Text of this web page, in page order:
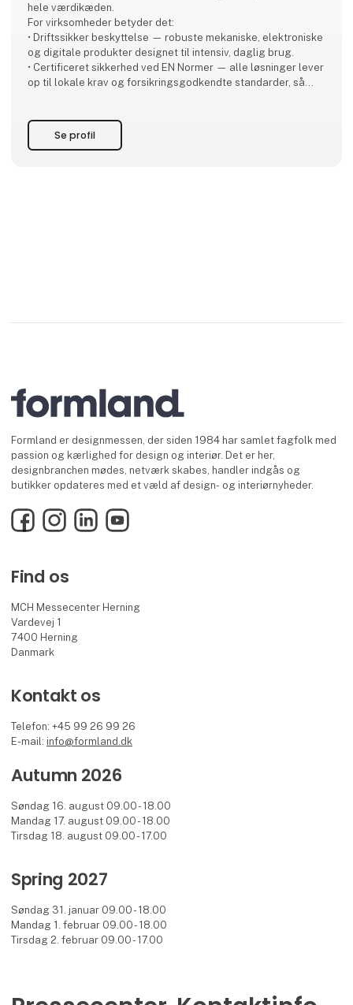
hele værdikæden.
For virksomheder betyder det:
• Driftssikker beskyttelse — robuste mekaniske, elektroniske
og digitale produkter designet til intensiv, daglig brug.
• Certificeret sikkerhed ved EN Normer — alle løsninger lever
op til lokale krav og forsikringsgodkendte standarder, så
Se profil
Formland er designmessen, der siden 1984 har samlet fagfolk med
passion og kærlighed for design og interiør. Det er her,
designbranchen mødes, netværk skabes, handler indgås og
butikker opdateres med et væld af design- og interiørnyheder.
FacebookInstagramLinkedInYouTube
Find os
MCH Messecenter Herning
Vardevej 1
7400 Herning
Danmark
Kontakt os
Telefon: +45 99 26 99 26
E-mail: info@formland.dk
Autumn 2026
Søndag 16. august 09.00 - 18.00
Mandag 17. august 09.00 - 18.00
Tirsdag 18. august 09.00 - 17.00
Spring 2027
Søndag 31. januar 09.00 - 18.00
Mandag 1. februar 09.00 - 18.00
Tirsdag 2. februar 09.00 - 17.00